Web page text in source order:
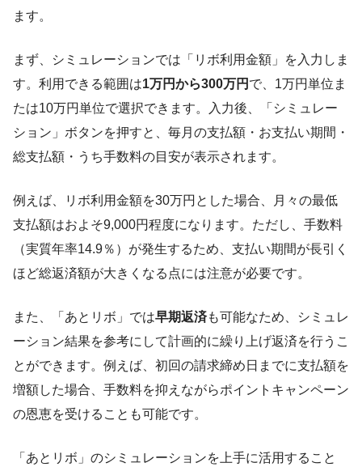
ます。
まず、シミュレーションでは「リボ利用金額」を入力しま
す。利用できる範囲は1万円から300万円 で、1万円単位ま
たは10万円単位で選択できます。入力後、「シミュレー
ション」ボタンを押すと、毎月の支払額・お支払い期間・
総支払額・うち手数料の目安が表示されます。
例えば、リボ利用金額を30万円とした場合、月々の最低
支払額はおよそ9,000円程度になります。ただし、手数料
（実質年率14.9％）が発生するため、支払い期間が長引く
ほど総返済額が大きくなる点には注意が必要です。
また、「あとリボ」では早期返済も可能なため、シミュレ
ーション結果を参考にして計画的に繰り上げ返済を行うこ
とができます。例えば、初回の請求締め日までに支払額を
増額した場合、手数料を抑えながらポイントキャンペーン
の恩恵を受けることも可能です。
「あとリボ」のシミュレーションを上手に活用すること